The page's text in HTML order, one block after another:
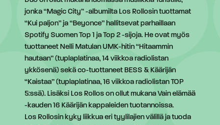
jonka “Magic City” -albumilta Los Rollosin tuottamat
“Kui paljon” ja “Beyonce” hallitsevat parhaillaan
Spotify Suomen Top 1 ja Top 2 -sijoja. He ovat myös
tuottaneet Nelli Matulan UMK-hitin “Hitaammin
hautaan” (tuplaplatinaa, 14 viikkoa radiolistan
ykkösenä) sekä co-tuottaneet BESS & Käärijän
“Kaistaa” (tuplaplatinaa, 16 viikkoa radiolistan TOP
5:ssä). Lisäksi Los Rollos on ollut mukana Vain elämää
-kauden 16 Käärijän kappaleiden tuotannoissa.
Los Rollosin kyky liikkua eri tyylilajien välillä ja tuoda